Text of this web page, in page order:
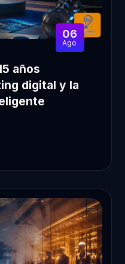
06
Ago
años
digital y la